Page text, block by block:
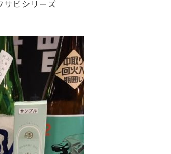
サビシリーズ